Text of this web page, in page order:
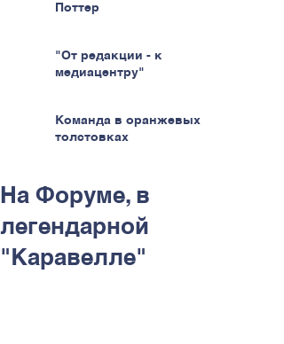
Поттер
"От редакции - к
медиацентру"
Команда в оранжевых
толстовках
На Форуме, в
легендарной
"Каравелле"